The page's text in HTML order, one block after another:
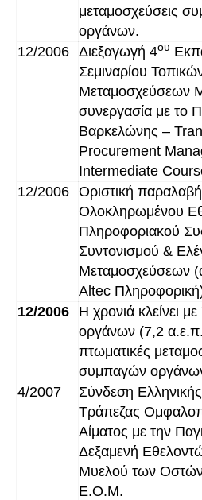
μεταμοσχεύσεις
οργάνων.
12/2006 Διεξαγωγή 4ου
Σεμιναρίου
Μεταμοσχεύσεων
συνεργασία με το
Βαρκελώνης –
Procurement
Intermediate
12/2006 Οριστική παραλαβή
Oλοκληρωμένου
Πληροφοριακού
Συντονισμού &
Μεταμοσχεύσεων
Altec
12/2006
Η χρονιά κλείνει
οργάνων (7,2
πτωματικές
συμπαγών
4/2007
Σύνδεση
Τράπεζας
Αίματος με την
Δεξαμενή
Μυελού των
Ε.Ο.Μ.